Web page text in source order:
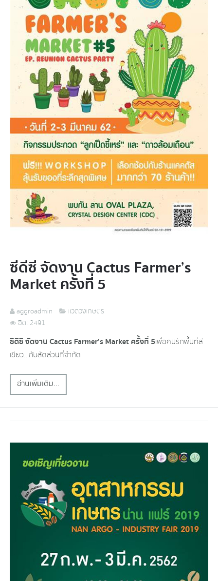
ซีดีซี จัดงาน Cactus Farmer’s
Market ครั้งที่ 5
aggroadmin
แวดวงเกษตร
ฮิต: 2491
ซีดีซี จัดงาน Cactus Farmer’s Market ครั้งที่ 5เพื่อคนรักพื้นที่สี
เขียว…กับสัดส่วนที่จำกัด
อ่านเพิ่มเติม...